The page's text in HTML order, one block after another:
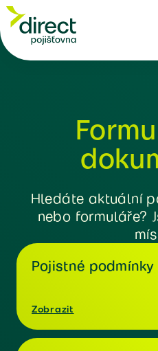
Hledáte aktuální
nebo formuláře?
Pojistné podmínky
Zobrazit